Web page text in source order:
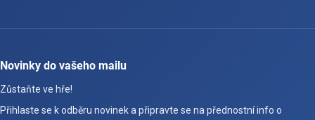
Novinky do vašeho mailu
Zůstaňte ve hře!
Přihlaste se k odběru novinek a připravte se na přednostní info o